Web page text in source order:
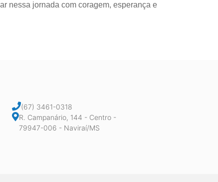
nessa jornada com coragem, esperança e
(67) 3461-0318
R. Campanário, 144 - Centro -
79947-006 - Naviraí/MS